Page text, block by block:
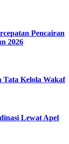
Pencairan
2026
Tata Kelola Wakaf
Lewat Apel